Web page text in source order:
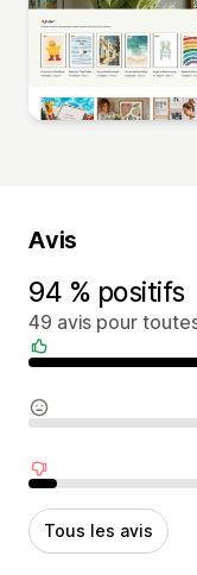
Avis
94 % positifs
49 avis pour
Avis positifs
Avis neutres
Avis négatifs
Tous les avis